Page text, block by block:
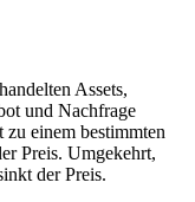
Assets,
und Nachfrage
einem bestimmten
Preis. Umgekehrt,
der Preis.